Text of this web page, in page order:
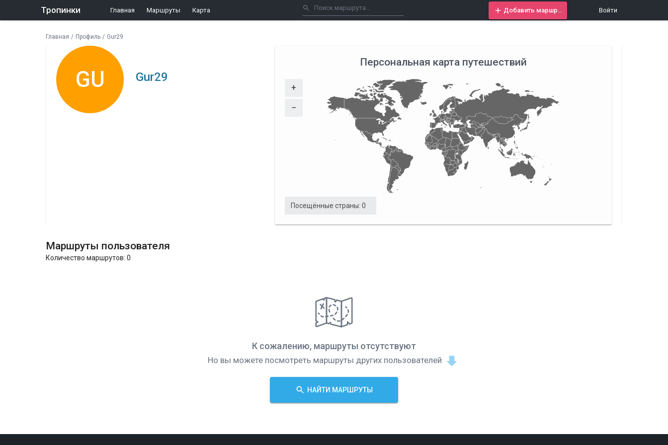
Тропинки Главная Маршруты Карта Войти
Главная / Профиль / Gur29
GU Gur29
Персональная карта путешествий
+
−
Посещённые страны: 0
Маршруты пользователя
Количество маршрутов: 0
К сожалению, маршруты отсутствуют
Но вы можете посмотреть маршруты других пользователей
НАЙТИ МАРШРУТЫ